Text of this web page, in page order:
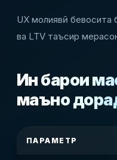
UX молиявӣ бевосита
ва LTV таъсир
Ин барои
маъно
ПАРАМЕТР